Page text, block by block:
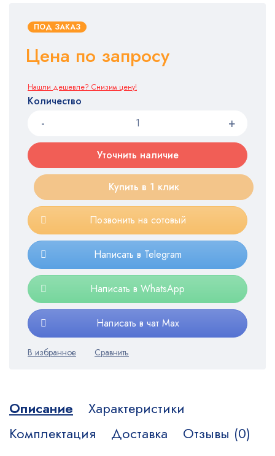
ПОД ЗАКАЗ
Цена по запросу
Нашли дешевле? Снизим цену!
Количество
Уточнить наличие
Купить в 1 клик
Позвонить на сотовый
Написать в Telegram
Написать в WhatsApp
Написать в чат Max
Описание
Характеристики
Комплектация
Доставка Отзывы (0)